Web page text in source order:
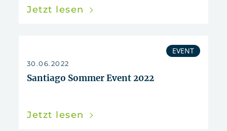
Jetzt lesen
EVENT
30.06.2022
Santiago Sommer Event 2022
Jetzt lesen